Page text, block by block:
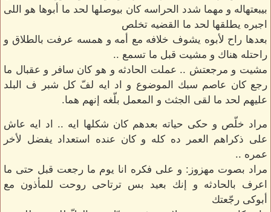
بيبعتهاله و مهما شدد الحراسه كان بيوصلها لحد ما أبوها هو اللى
اجبره يطلقها لحد ما القضيه تخلص
بعدها راح لأبوه يشوف خلافه مع أمه و همسه عرفت بالطلاق و
راحتله هناك و مشيت قبل ما تسمع ..
مشيت و مرجعتش .. عملت الحادثه و هو كان سافر و عقبال ما
رجع كان عاصم سبك الموضوع و اد ايه لفّ كل شبر ف البلد
عليهم لحد ما لقى الجثث و المعمل بلّغه إنهم هما.
مراد خلّص و حكى حياته بعدهم كان شكلها ايه .. اد ايه عاش
على ذكراهم العمر ده كله و كان عنده استعداد يفضل لأخر
عمره ..
مراد بصوت مهزوز: و على فكره انا يوم ما رجعت قبل حتى ما
اعرف بالحادثه و إنك بعيد بس ترتاحى روحت للمأذون مع
أبوكى رجّعتك